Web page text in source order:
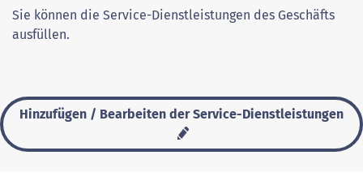
Sie können die Service-Dienstleistungen des Geschäfts
ausfüllen.
Hinzufügen / Bearbeiten der Service-Dienstleistungen